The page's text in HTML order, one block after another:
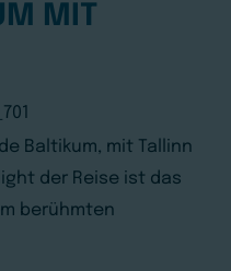
MIT
Baltikum, mit Tallinn
der Reise ist das
berühmten